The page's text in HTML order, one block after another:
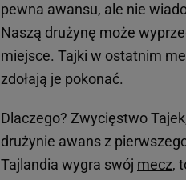
pewna awansu, ale nie
Naszą drużynę może
miejsce. Tajki w ostatnim
zdołają je pokonać.
Dlaczego? Zwycięstwo
drużynie awans z
Tajlandia wygra swój mecz,